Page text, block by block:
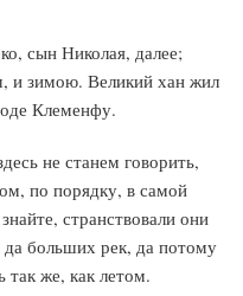
сын Николая, далее;
и зимою. Великий хан жил
Клеменфу.
не станем говорить,
по порядку, в самой
странствовали они
больших рек, да потому
же, как летом.